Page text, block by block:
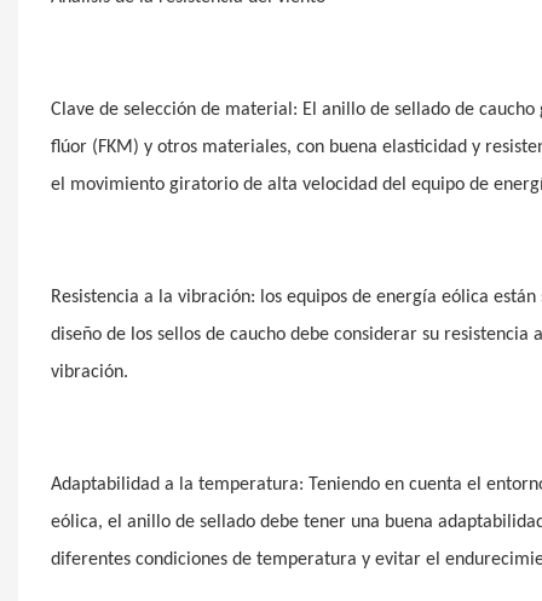
Clave de selección de material: El anillo de sellado de
flúor (FKM) y otros materiales, con buena elasticidad y
el movimiento giratorio de alta velocidad del equipo de
Resistencia a la vibración: los equipos de energía eólica
diseño de los sellos de caucho debe considerar su
vibración.
Adaptabilidad a la temperatura: Teniendo en cuenta el
eólica, el anillo de sellado debe tener una buena
diferentes condiciones de temperatura y evitar el